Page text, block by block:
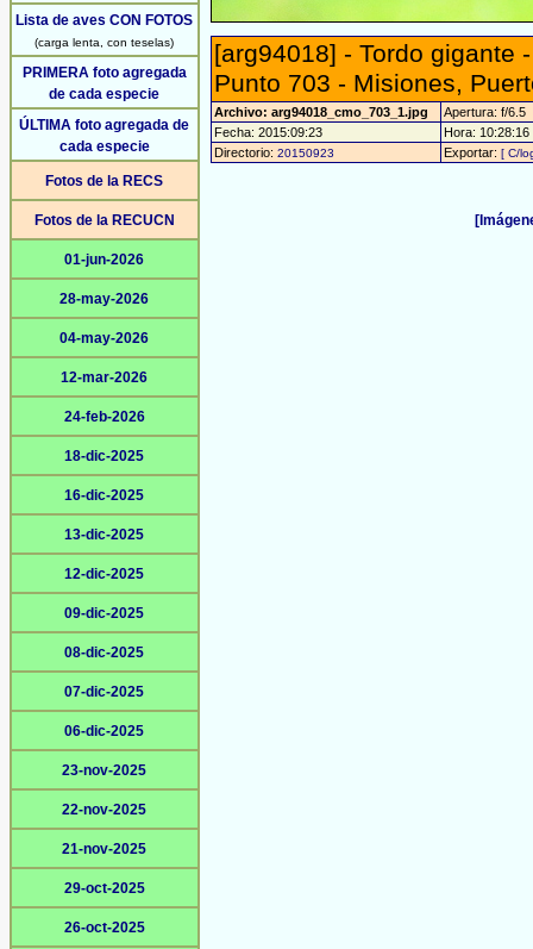
Lista de aves CON FOTOS
(carga lenta, con teselas)
PRIMERA foto agregada
de cada especie
ÚLTIMA foto agregada de
cada especie
Fotos de la RECS
Fotos de la RECUCN
01-jun-2026
28-may-2026
04-may-2026
12-mar-2026
24-feb-2026
18-dic-2025
16-dic-2025
13-dic-2025
12-dic-2025
09-dic-2025
08-dic-2025
07-dic-2025
06-dic-2025
23-nov-2025
22-nov-2025
21-nov-2025
29-oct-2025
26-oct-2025
[arg94018] - Tordo gigante
Punto 703 - Misiones,
Archivo: arg94018_cmo_703_1.jpg
Apertura: f/6.5
Fecha: 2015:09:23
Hora:
Directorio: 20150923 Exportar: [ C/